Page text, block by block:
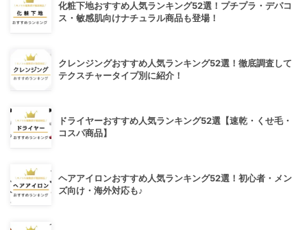
化粧下地おすすめ人気ランキング52選！プチプラ・デパコ
ス・敏感肌向けナチュラル商品も登場！
クレンジングおすすめ人気ランキング52選！徹底調査して
テクスチャータイプ別に紹介！
ドライヤーおすすめ人気ランキング52選【速乾・くせ毛・
コスパ商品】
ヘアアイロンおすすめ人気ランキング52選！初心者・メン
ズ向け・海外対応も♪